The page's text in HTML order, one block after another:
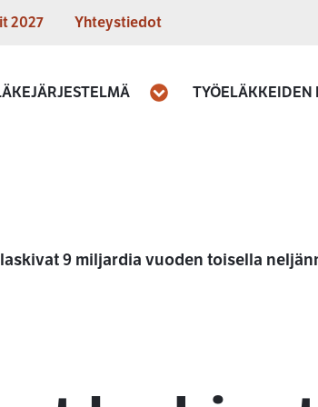
2027 Yhteystiedot
Avaa TYÖELÄKKEIDEN
9 miljardia vuoden toisella